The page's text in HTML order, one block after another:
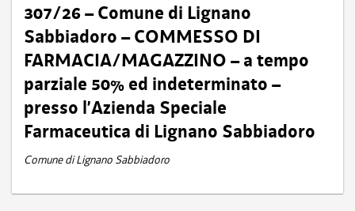
307/26 – Comune di Lignano
Sabbiadoro – COMMESSO DI
FARMACIA/MAGAZZINO – a tempo
parziale 50% ed indeterminato –
presso l’Azienda Speciale
Farmaceutica di Lignano Sabbiadoro
Comune di Lignano Sabbiadoro